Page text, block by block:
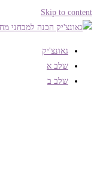
Skip to content
גאונצ'יק
שלב א
שלב ב